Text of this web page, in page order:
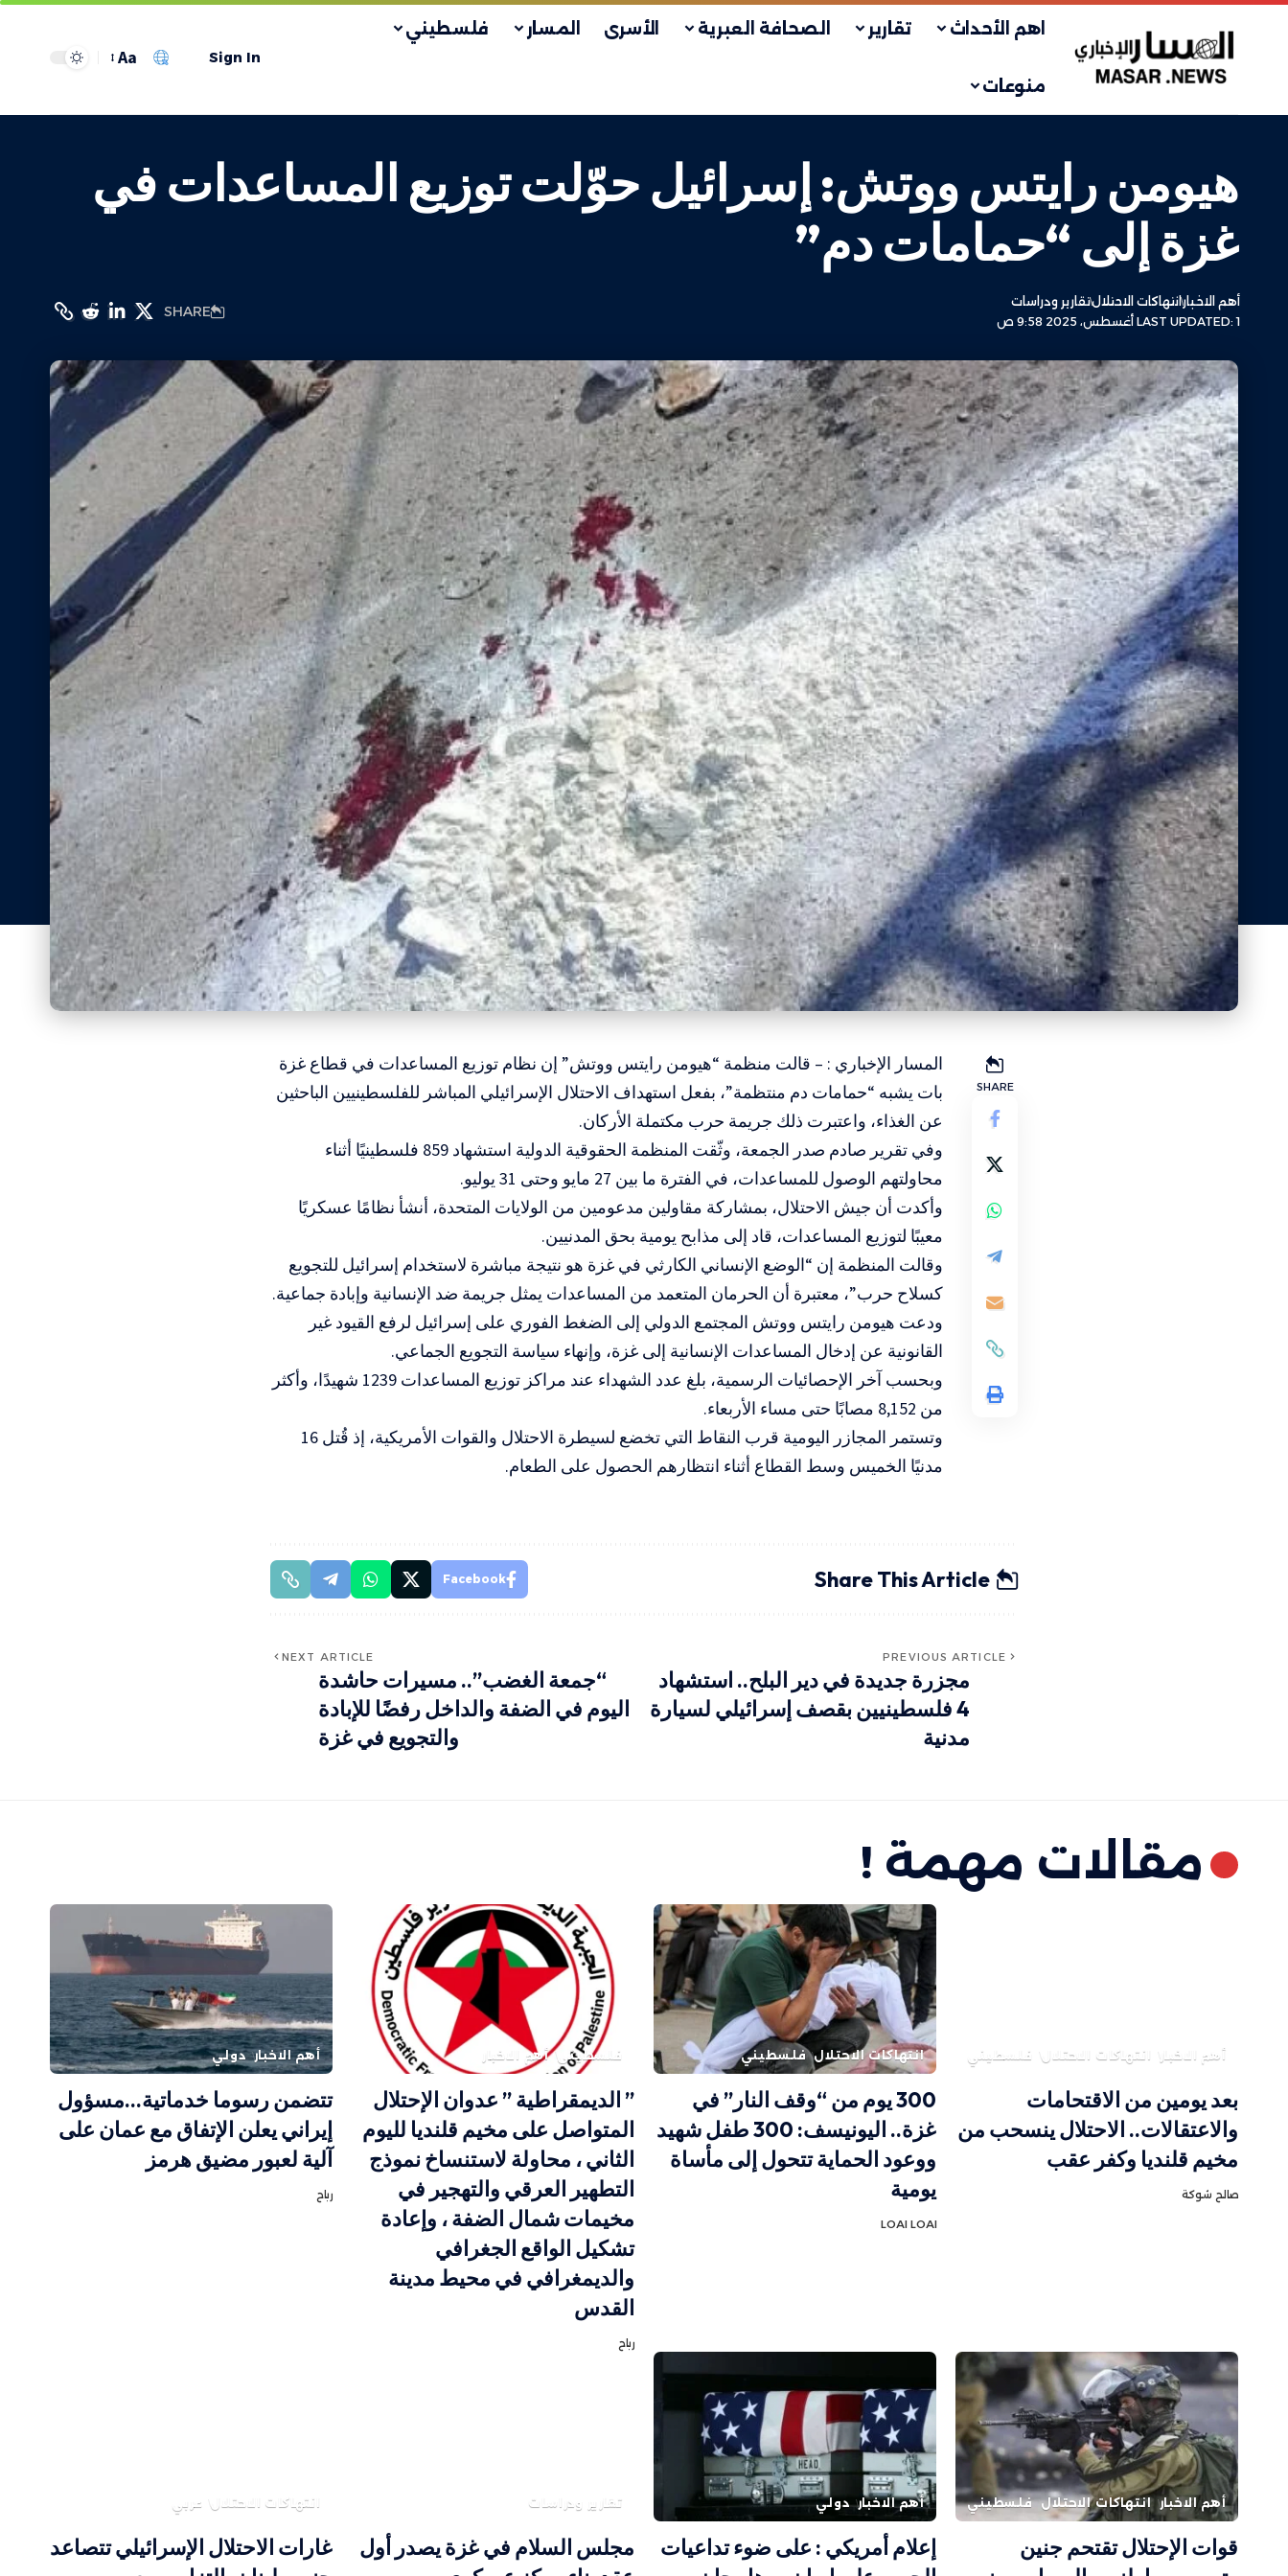
اهم الأحداث تقارير الصحافة العبرية الأسرى المسار فلسطيني
منوعات
Sign In
Aa
هيومن رايتس ووتش: إسرائيل حوّلت توزيع المساعدات في
غزة إلى “حمامات دم”
LAST UPDATED: 1 أغسطس، 2025 9:58 ص
أهم الاخبارانتهاكات الاحتلالتقارير ودراسات
SHARE
SHARE
المسار الإخباري : – قالت منظمة “هيومن رايتس ووتش” إن نظام توزيع المساعدات في قطاع غزة
بات يشبه “حمامات دم منتظمة”، بفعل استهداف الاحتلال الإسرائيلي المباشر للفلسطينيين الباحثين
عن الغذاء، واعتبرت ذلك جريمة حرب مكتملة الأركان.
وفي تقرير صادم صدر الجمعة، وثّقت المنظمة الحقوقية الدولية استشهاد 859 فلسطينيًا أثناء
محاولتهم الوصول للمساعدات، في الفترة ما بين 27 مايو وحتى 31 يوليو.
وأكدت أن جيش الاحتلال، بمشاركة مقاولين مدعومين من الولايات المتحدة، أنشأ نظامًا عسكريًا
معيبًا لتوزيع المساعدات، قاد إلى مذابح يومية بحق المدنيين.
وقالت المنظمة إن “الوضع الإنساني الكارثي في غزة هو نتيجة مباشرة لاستخدام إسرائيل للتجويع
كسلاح حرب”، معتبرة أن الحرمان المتعمد من المساعدات يمثل جريمة ضد الإنسانية وإبادة جماعية.
ودعت هيومن رايتس ووتش المجتمع الدولي إلى الضغط الفوري على إسرائيل لرفع القيود غير
القانونية عن إدخال المساعدات الإنسانية إلى غزة، وإنهاء سياسة التجويع الجماعي.
وبحسب آخر الإحصائيات الرسمية، بلغ عدد الشهداء عند مراكز توزيع المساعدات 1239 شهيدًا، وأكثر
من 8,152 مصابًا حتى مساء الأربعاء.
وتستمر المجازر اليومية قرب النقاط التي تخضع لسيطرة الاحتلال والقوات الأمريكية، إذ قُتل 16
مدنيًا الخميس وسط القطاع أثناء انتظارهم الحصول على الطعام.
Share This Article
Facebook
PREVIOUS ARTICLE
مجزرة جديدة في دير البلح.. استشهاد
4 فلسطينيين بقصف إسرائيلي لسيارة
مدنية
NEXT ARTICLE
“جمعة الغضب”.. مسيرات حاشدة
اليوم في الضفة والداخل رفضًا للإبادة
والتجويع في غزة
مقالات مهمة !
أهم الاخبار انتهاكات الاحتلال فلسطيني
بعد يومين من الاقتحامات
والاعتقالات.. الاحتلال ينسحب من
مخيم قلنديا وكفر عقب
صالح شوكة
انتهاكات الاحتلال فلسطيني
300 يوم من “وقف النار” في
غزة.. اليونيسف: 300 طفل شهيد
ووعود الحماية تتحول إلى مأساة
يومية
LOAI LOAI
فلسطيني أهم الاخبار
” الديمقراطية ” عدوان الإحتلال
المتواصل على مخيم قلنديا لليوم
الثاني ، محاولة لاستنساخ نموذج
التطهير العرقي والتهجير في
مخيمات شمال الضفة ، وإعادة
تشكيل الواقع الجغرافي
والديمغرافي في محيط مدينة
القدس
رباح
أهم الاخبار دولي
تتضمن رسوما خدماتية…مسؤول
إيراني يعلن الإتفاق مع عمان على
آلية لعبور مضيق هرمز
رباح
أهم الاخبار انتهاكات الاحتلال فلسطيني
قوات الإحتلال تقتحم جنين
أهم الاخبار دولي
إعلام أمريكي : على ضوء تداعيات
تقارير ودراسات
مجلس السلام في غزة يصدر أول
انتهاكات الاحتلال عربي
غارات الاحتلال الإسرائيلي تتصاعد